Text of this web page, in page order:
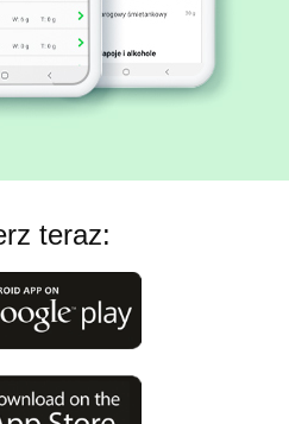
teraz: